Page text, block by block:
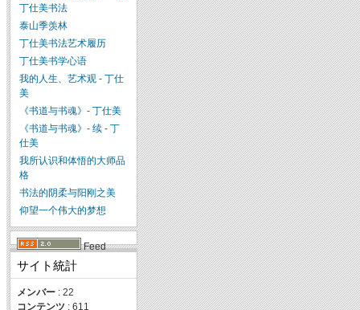
丁仕美书法
泰山季羡林
丁仕美书法艺术履历
丁仕美书学心语
我的人生、艺术观 - 丁仕
美
《书道与书魂》- 丁仕美
《书道与书魂》- 续 - 丁
仕美
我所认识和体悟的大师品
格
书法的阴柔与阳刚之美
仰望一个伟大的梦想
Feed
サイト統計
メンバー : 22
コンテンツ : 611